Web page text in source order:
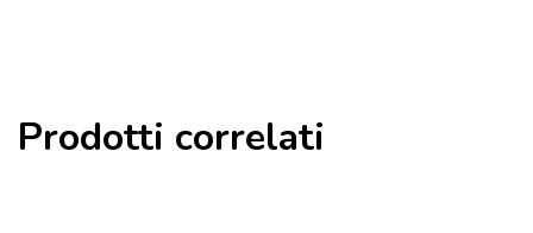
Prodotti correlati